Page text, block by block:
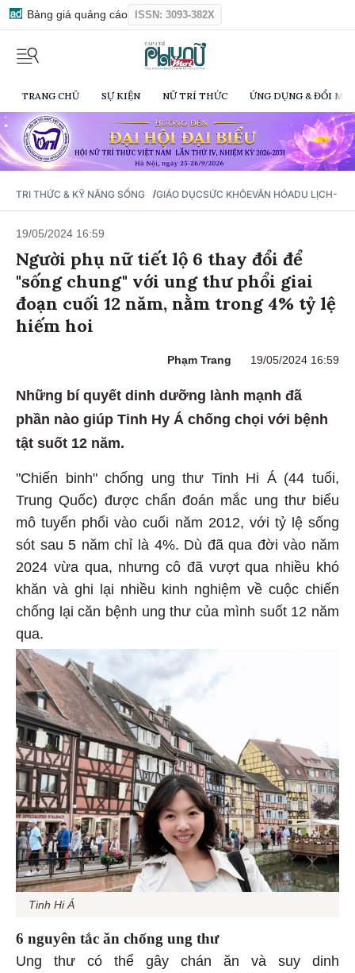
Bảng giá quảng cáo ISSN: 3093-382X
TRANG CHỦ SỰ KIỆN NỮ TRÍ THỨC ỨNG DỤNG & ĐỔI
TRI THỨC & KỸ NĂNG SỐNG /GIÁO DỤCSỨC KHỎEVĂN HÓADU LỊCH-
19/05/2024 16:59
Người phụ nữ tiết lộ 6 thay đổi để
"sống chung" với ung thư phổi giai
đoạn cuối 12 năm, nằm trong 4% tỷ lệ
hiếm hoi
Phạm Trang 19/05/2024 16:59
Những bí quyết dinh dưỡng lành mạnh đã
phần nào giúp Tinh Hy Á chống chọi với bệnh
tật suốt 12 năm.
"Chiến binh" chống ung thư Tinh Hi Á (44 tuổi,
Trung Quốc) được chẩn đoán mắc ung thư biểu
mô tuyến phổi vào cuối năm 2012, với tỷ lệ sống
sót sau 5 năm chỉ là 4%. Dù đã qua đời vào năm
2024 vừa qua, nhưng cô đã vượt qua nhiều khó
khăn và ghi lại nhiều kinh nghiệm về cuộc chiến
chống lại căn bệnh ung thư của mình suốt 12 năm
qua.
Tinh Hi Á
6 nguyên tắc ăn chống ung thư
Ung thư có thể gây chán ăn và suy dinh